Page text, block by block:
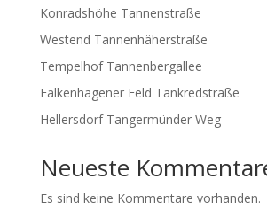
Konradshöhe Tannenstraße
Westend Tannenhäherstraße
Tempelhof Tannenbergallee
Falkenhagener Feld Tankredstraße
Hellersdorf Tangermünder Weg
Neueste
Es sind keine Kommentare vorhanden.